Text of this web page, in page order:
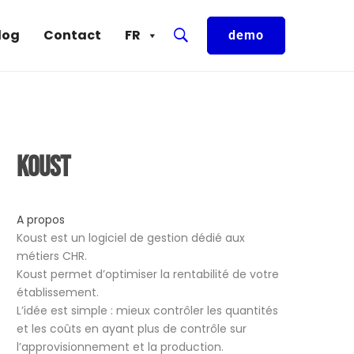
FR
Contact demo
Koust
A propos
Koust est un logiciel de gestion dédié aux
métiers CHR.
Koust permet d’optimiser la rentabilité de votre
établissement.
L’idée est simple : mieux contrôler les quantités
et les coûts en ayant plus de contrôle sur
l’approvisionnement et la production.